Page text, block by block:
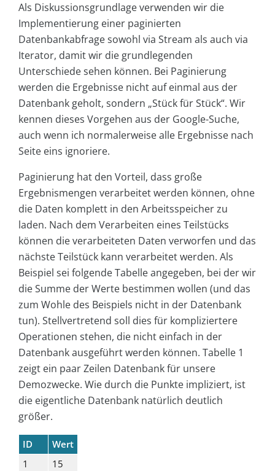
Als Diskussionsgrundlage verwenden wir die
Implementierung einer paginierten
Datenbankabfrage sowohl via Stream als auch via
Iterator, damit wir die grundlegenden
Unterschiede sehen können. Bei Paginierung
werden die Ergebnisse nicht auf einmal aus der
Datenbank geholt, sondern „Stück für Stück“. Wir
kennen dieses Vorgehen aus der Google-Suche,
auch wenn ich normalerweise alle Ergebnisse nach
Seite eins ignoriere.
Paginierung hat den Vorteil, dass große
Ergebnismengen verarbeitet werden können, ohne
die Daten komplett in den Arbeitsspeicher zu
laden. Nach dem Verarbeiten eines Teilstücks
können die verarbeiteten Daten verworfen und das
nächste Teilstück kann verarbeitet werden. Als
Beispiel sei folgende Tabelle angegeben, bei der wir
die Summe der Werte bestimmen wollen (und das
zum Wohle des Beispiels nicht in der Datenbank
tun). Stellvertretend soll dies für kompliziertere
Operationen stehen, die nicht einfach in der
Datenbank ausgeführt werden können. Tabelle 1
zeigt ein paar Zeilen Datenbank für unsere
Demozwecke. Wie durch die Punkte impliziert, ist
die eigentliche Datenbank natürlich deutlich
größer.
ID
Wert
1
15